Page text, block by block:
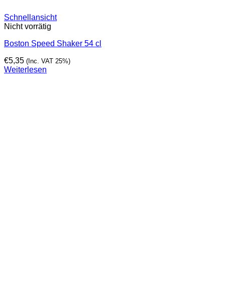
Schnellansicht
Nicht vorrätig
Boston Speed Shaker 54 cl
€5,35 (Inc. VAT 25%)
Weiterlesen